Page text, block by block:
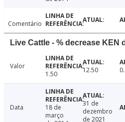
Comentário
Live Cattle - % decrease KEN
Valor
1.50
12.50
Data
18 de
março
31 de
dezembro
de 2021